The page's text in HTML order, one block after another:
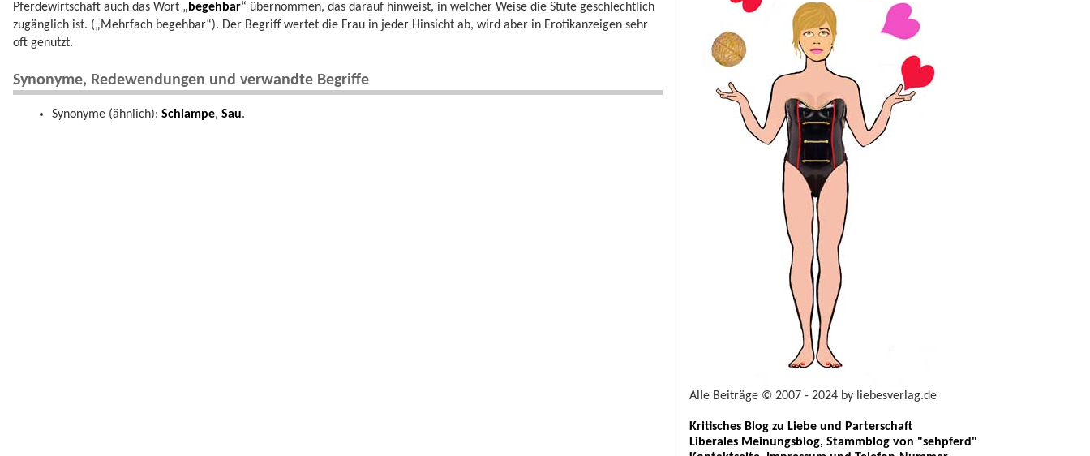
Pferdewirtschaft auch das Wort „begehbar“ übernommen, das darauf hinweist, in welcher Weise die Stute geschlechtlich
zugänglich ist. („Mehrfach begehbar“). Der Begriff wertet die Frau in jeder Hinsicht ab, wird aber in Erotikanzeigen sehr
oft genutzt.
Synonyme, Redewendungen und verwandte Begriffe
Synonyme (ähnlich): Schlampe, Sau.
Alle Beiträge © 2007 - 2024 by liebesverlag.de
Kritisches Blog zu Liebe und Parterschaft
Liberales Meinungsblog, Stammblog von "sehpferd"